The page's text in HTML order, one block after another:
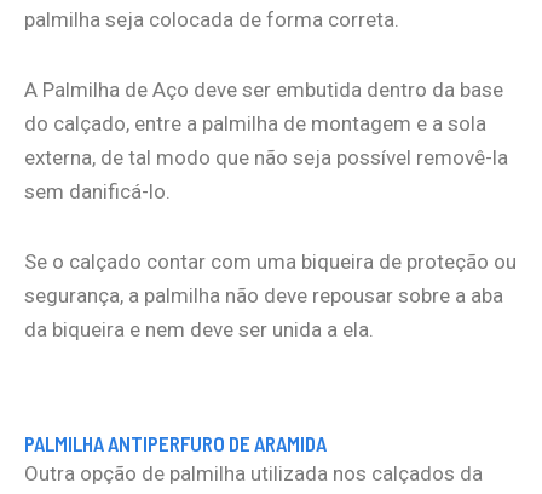
palmilha seja colocada de forma correta.
A Palmilha de Aço deve ser embutida dentro da base
do calçado, entre a palmilha de montagem e a sola
externa, de tal modo que não seja possível removê-la
sem danificá-lo.
Se o calçado contar com uma biqueira de proteção ou
segurança, a palmilha não deve repousar sobre a aba
da biqueira e nem deve ser unida a ela.
PALMILHA ANTIPERFURO DE ARAMIDA
Outra opção de palmilha utilizada nos calçados da